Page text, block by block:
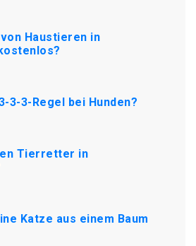
Haustieren in
3-3-Regel bei Hunden?
Tierretter in
Katze aus einem Baum